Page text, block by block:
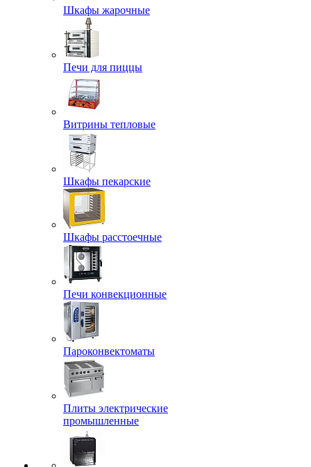
Шкафы жарочные
Печи для пиццы
Витрины тепловые
Шкафы пекарские
Шкафы расстоечные
Печи конвекционные
Пароконвектоматы
Плиты электрические
промышленные